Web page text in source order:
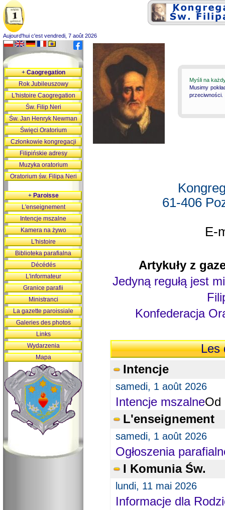
Aujourd'hui c'est vendredi, 7 août 2026
Myśli na
Musimy
przeciwności.
61-406
E-
Artykuły z
Jedyną regułą jest
Konfederacja
Les
Intencje
samedi, 1 août 2026
Intencje mszalneOd
L'enseignement
samedi, 1 août 2026
Ogłoszenia
I Komunia Św.
lundi, 11 mai 2026
Informacje dla
+Caogregation
Rok Jubileuszowy
L'histoire Caogregation
Św. Filip Neri
Św. Jan Henryk Newman
Święci Oratorium
Członkowie kongregacji
Filipińskie adresy
Muzyka oratorium
Oratorium św. Filipa Neri
+Paroisse
L'enseignement
Intencje mszalne
Kamera na żywo
L'histoire
Biblioteka parafialna
Décédés
L'informateur
Granice parafii
Ministranci
La gazette paroissiale
Galeries des photos
Links
Wydarzenia
Mapa